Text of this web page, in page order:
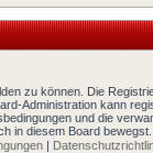
zu können. Die
Administration kann
und die
in diesem Board bewegst.
|